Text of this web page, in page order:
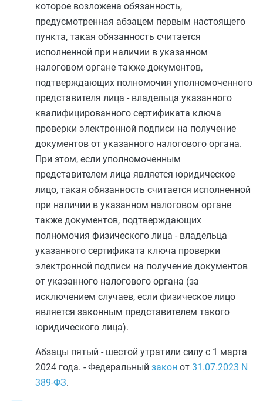
которое возложена обязанность,
предусмотренная абзацем первым настоящего
пункта, такая обязанность считается
исполненной при наличии в указанном
налоговом органе также документов,
подтверждающих полномочия уполномоченного
представителя лица - владельца указанного
квалифицированного сертификата ключа
проверки электронной подписи на получение
документов от указанного налогового органа.
При этом, если уполномоченным
представителем лица является юридическое
лицо, такая обязанность считается исполненной
при наличии в указанном налоговом органе
также документов, подтверждающих
полномочия физического лица - владельца
указанного сертификата ключа проверки
электронной подписи на получение документов
от указанного налогового органа (за
исключением случаев, если физическое лицо
является законным представителем такого
юридического лица).
Абзацы пятый - шестой утратили силу с 1 марта
2024 года. - Федеральный закон от 31.07.2023 N
389-ФЗ.